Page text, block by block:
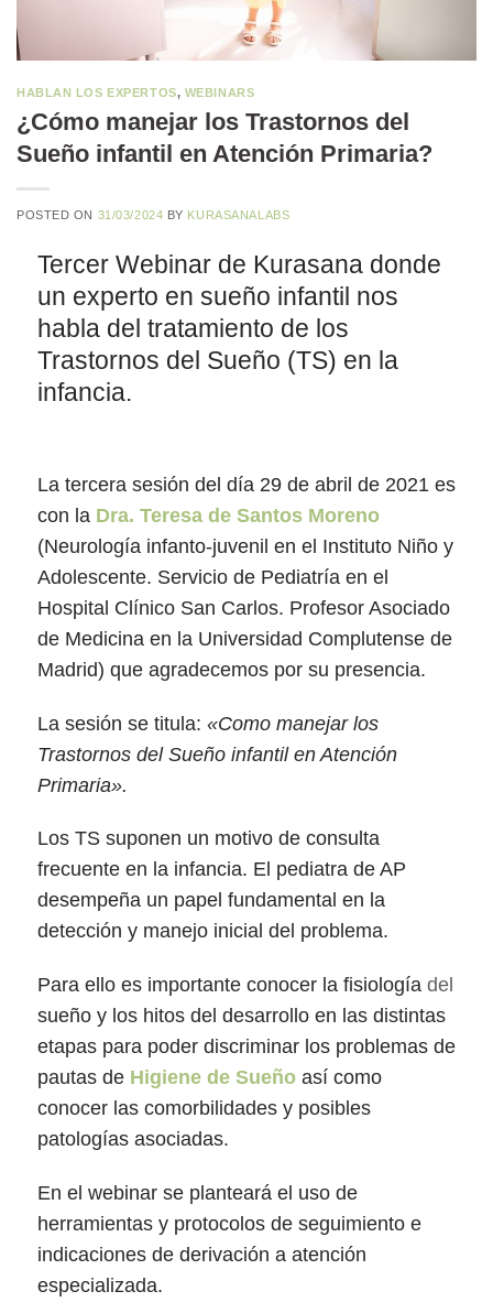
HABLAN LOS EXPERTOS, WEBINARS
¿Cómo manejar los Trastornos del
Sueño infantil en Atención Primaria?
POSTED ON 31/03/2024 BY KURASANALABS
Tercer Webinar de Kurasana donde
un experto en sueño infantil nos
habla del tratamiento de los
Trastornos del Sueño (TS) en la
infancia.
La tercera sesión del día 29 de abril de 2021 es
con la Dra. Teresa de Santos Moreno
(Neurología infanto-juvenil en el Instituto Niño y
Adolescente. Servicio de Pediatría en el
Hospital Clínico San Carlos. Profesor Asociado
de Medicina en la Universidad Complutense de
Madrid) que agradecemos por su presencia.
La sesión se titula: «Como manejar los
Trastornos del Sueño infantil en Atención
Primaria».
Los TS suponen un motivo de consulta
frecuente en la infancia. El pediatra de AP
desempeña un papel fundamental en la
detección y manejo inicial del problema.
Para ello es importante conocer la fisiología del
sueño y los hitos del desarrollo en las distintas
etapas para poder discriminar los problemas de
pautas de Higiene de Sueñoasí como
conocer las comorbilidades y posibles
patologías asociadas.
En el webinar se planteará el uso de
herramientas y protocolos de seguimiento e
indicaciones de derivación a atención
especializada.